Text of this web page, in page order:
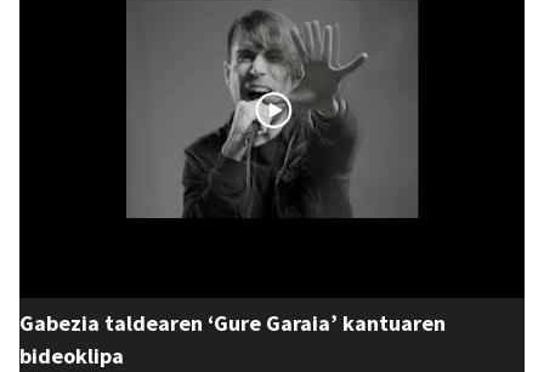
Gabezia taldearen ‘Gure Garaia’ kantuaren
bideoklipa